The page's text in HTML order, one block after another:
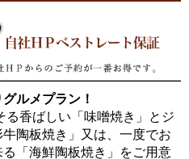
ルメプラン！
香ばしい「味噌焼き」とジ
陶板焼き」又は、一度でお
「海鮮陶板焼き」をご用意